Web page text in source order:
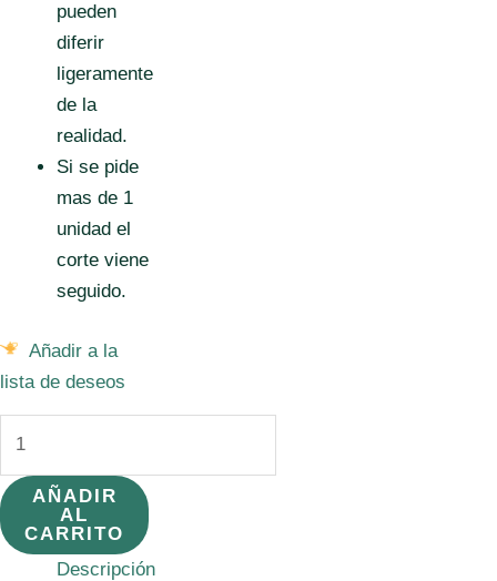
pueden
diferir
ligeramente
de la
realidad.
Si se pide
mas de 1
unidad el
corte viene
seguido.
Añadir a la
lista de deseos
Estampada
flores
fondo
AÑADIR
AL
CARRITO
Descripción